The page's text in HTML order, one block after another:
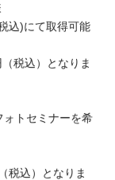
込)にて取得可能
税込）となりま
ォトセミナーを希
税込）となりま